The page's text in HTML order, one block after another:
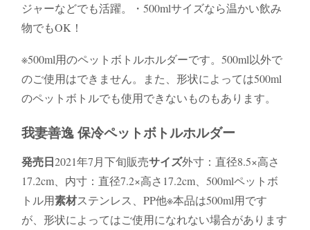
ジャーなどでも活躍。・500mlサイズなら温かい飲み
物でもOK！
※500ml用のペットボトルホルダーです。500ml以外で
のご使用はできません。また、形状によっては500ml
のペットボトルでも使用できないものもあります。
我妻善逸 保冷ペットボトルホルダー
発売日2021年7月下旬販売サイズ外寸：直径8.5×高さ
17.2cm、内寸：直径7.2×高さ17.2cm、500mlペットボ
トル用素材ステンレス、PP他※本品は500ml用です
が、形状によってはご使用になれない場合があります